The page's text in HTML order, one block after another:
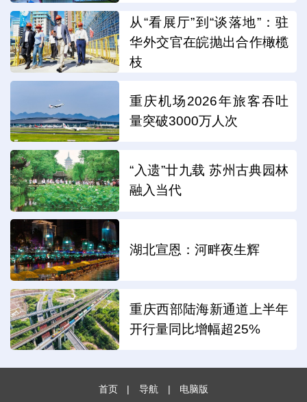
从“看展厅”到“谈落地”：驻
华外交官在皖抛出合作橄榄
枝
重庆机场2026年旅客吞吐
量突破3000万人次
“入遗”廿九载 苏州古典园林
融入当代
湖北宣恩：河畔夜生辉
重庆西部陆海新通道上半年
开行量同比增幅超25%
首页 | 导航 | 电脑版